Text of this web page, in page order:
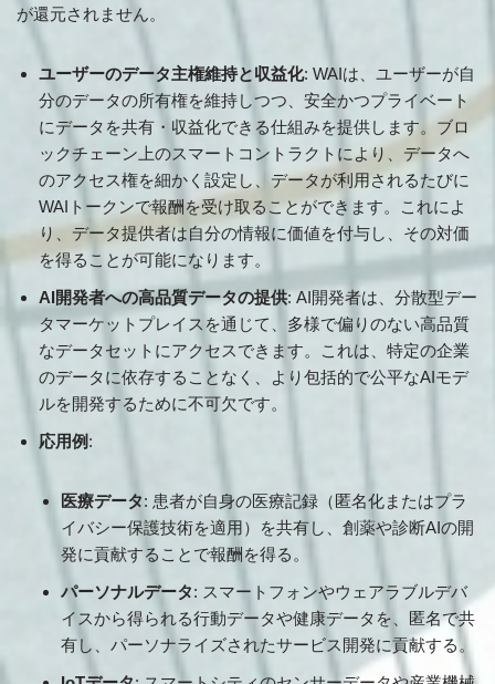
が還元されません。
ユーザーのデータ主権維持と収益化: WAIは、ユーザーが自
分のデータの所有権を維持しつつ、安全かつプライベート
にデータを共有・収益化できる仕組みを提供します。ブロ
ックチェーン上のスマートコントラクトにより、データへ
のアクセス権を細かく設定し、データが利用されるたびに
WAIトークンで報酬を受け取ることができます。これによ
り、データ提供者は自分の情報に価値を付与し、その対価
を得ることが可能になります。
AI開発者への高品質データの提供: AI開発者は、分散型デー
タマーケットプレイスを通じて、多様で偏りのない高品質
なデータセットにアクセスできます。これは、特定の企業
のデータに依存することなく、より包括的で公平なAIモデ
ルを開発するために不可欠です。
応用例 :
医療データ: 患者が自身の医療記録（匿名化またはプラ
イバシー保護技術を適用）を共有し、創薬や診断AIの開
発に貢献することで報酬を得る。
パーソナルデータ: スマートフォンやウェアラブルデバ
イスから得られる行動データや健康データを、匿名で共
有し、パーソナライズされたサービス開発に貢献する。